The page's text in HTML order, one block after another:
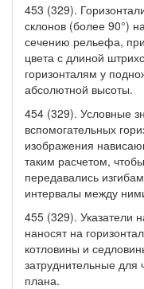
453 (329).
склонов (более 90°)
сечению рельефа,
цвета с длиной
горизонталям у
абсолютной высоты.
454 (329). Условные
вспомогательных
изображения
таким расчетом,
передавались
интервалы между
455 (329). Указатели
наносят на
котловины и
затруднительные
плана.